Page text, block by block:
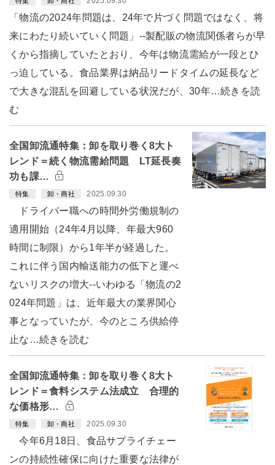
「物流の2024年問題は、24年で片づく問題ではなく、将
来にわたり続いていく問題」--製配販の物流関係者らが早
くから指摘していたとおり、今年は物流需給が一段とひ
っ迫している。食品業界は納品リードタイムの延長など
で大きな混乱を回避している状況だが、30年…続きを読
む
全国卸流通特集：卸を取り巻く8大ト
レンド＝続く物流需給問題 LT延長奏
功も課…
特集 卸・商社 2025.09.30
ドライバー職への時間外労働規制の
適用開始（24年4月以降、年最大960
時間に制限）から1年半が経過した。
これに伴う国内輸送能力の低下と運べ
ないリスクの増大--いわゆる「物流の2
024年問題」は、近年最大の業界関心
事となっていたが、今のところ供給停
止な…続きを読む
全国卸流通特集：卸を取り巻く8大ト
レンド＝食料システム法成立 合理的
な価格形…
特集 卸・商社 2025.09.30
今年6月18日、食品サプライチェー
ンの持続性確保に向けた重要な法律が